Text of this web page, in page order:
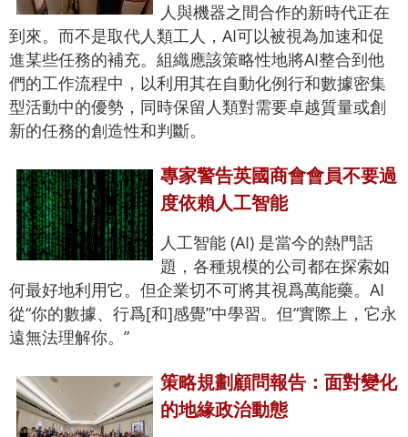
人與機器之間合作的新時代正在
到來。而不是取代人類工人，AI可以被視為加速和促
進某些任務的補充。組織應該策略性地將AI整合到他
們的工作流程中，以利用其在自動化例行和數據密集
型活動中的優勢，同時保留人類對需要卓越質量或創
新的任務的創造性和判斷。
專家警告英國商會會員不要過
度依賴人工智能
人工智能 (AI) 是當今的熱門話
題，各種規模的公司都在探索如
何最好地利用它。但企業切不可將其視爲萬能藥。AI
從“你的數據、行爲[和]感覺”中學習。但“實際上，它永
遠無法理解你。”
策略規劃顧問報告：面對變化
的地緣政治動態